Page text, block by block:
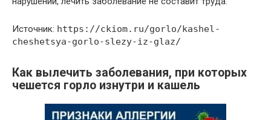
Источник: https://ckiom.ru/gorlo/kashel-
cheshetsya-gorlo-slezy-iz-glaz/
Как вылечить заболевания, при которых
чешется горло изнутри и кашель